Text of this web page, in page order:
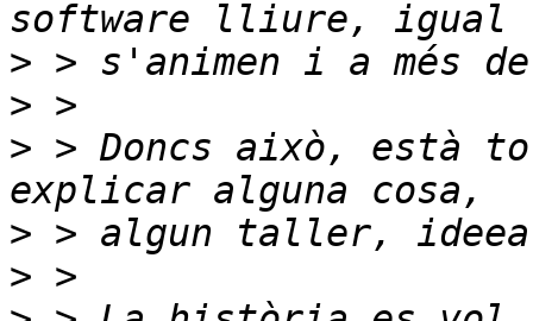
>
>
> > Doncs això, està
>
>